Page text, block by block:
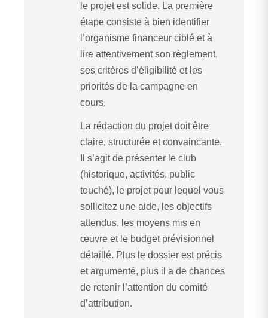
le projet est solide. La première
étape consiste à bien identifier
l’organisme financeur ciblé et à
lire attentivement son règlement,
ses critères d’éligibilité et les
priorités de la campagne en
cours.
La rédaction du projet doit être
claire, structurée et convaincante.
Il s’agit de présenter le club
(historique, activités, public
touché), le projet pour lequel vous
sollicitez une aide, les objectifs
attendus, les moyens mis en
œuvre et le budget prévisionnel
détaillé. Plus le dossier est précis
et argumenté, plus il a de chances
de retenir l’attention du comité
d’attribution.